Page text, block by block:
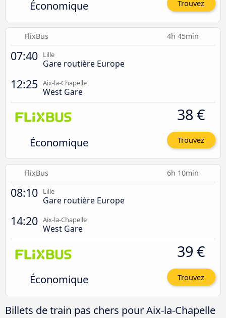
Économique Trouvez
FlixBus 4h 45min
07:40 Lille
Gare routière Europe
12:25 Aix-la-Chapelle
West Gare
Économique
38 €
Trouvez
FlixBus 6h 10min
08:10 Lille
Gare routière Europe
14:20 Aix-la-Chapelle
West Gare
Économique
39 €
Trouvez
Billets de train pas chers pour Aix-la-Chapelle